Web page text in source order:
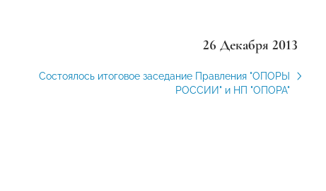
26 Декабря 2013
Состоялось итоговое заседание Правления "ОПОРЫ
РОССИИ" и НП "ОПОРА"